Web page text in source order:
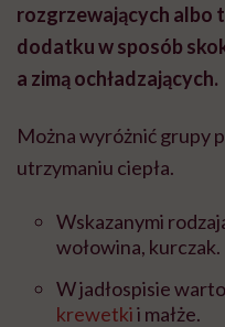
rozgrzewających albo
dodatku w sposób
a zimą ochładzających.
Można wyróżnić grupy
utrzymaniu ciepła.
Wskazanymi
wołowina, kurczak.
W jadłospisie
krewetkii małże.